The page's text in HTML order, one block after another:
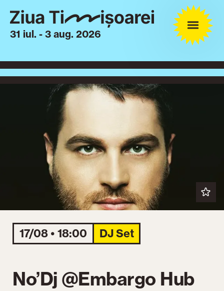
31 iul. - 3 aug. 2026
17/08 • 18:00 DJ Set
No’Dj @Embargo Hub